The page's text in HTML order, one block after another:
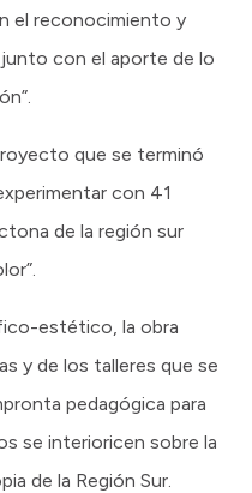
el reconocimiento y
con el aporte de lo
que se terminó
con 41
de la región sur
estético, la obra
y de los talleres que se
pedagógica para
se interioricen sobre la
de la Región Sur.